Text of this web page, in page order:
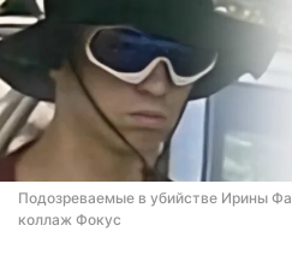
Подозреваемые в убийстве Ирины
коллаж Фокус